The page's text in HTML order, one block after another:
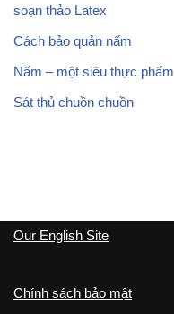
soạn thảo Latex
Cách bảo quản nấm
Nấm – một siêu thực phẩm
Sát thủ chuồn chuồn
Our English Site
Chính sách bảo mật